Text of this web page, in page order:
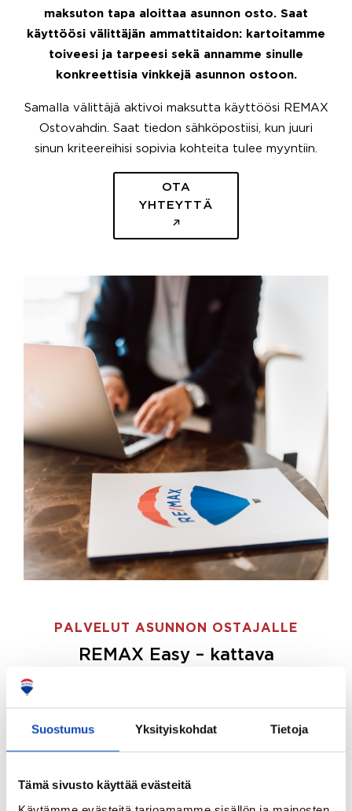
Suostumus Yksityiskohdat Tietoja
Tämä sivusto käyttää evästeitä
maksuton tapa aloittaa asunnon osto. Saat
käyttöösi välittäjän ammattitaidon: kartoitamme
toiveesi ja tarpeesi sekä annamme sinulle
konkreettisia vinkkejä asunnon ostoon.
Samalla välittäjä aktivoi maksutta käyttöösi REMAX
Ostovahdin. Saat tiedon sähköpostiisi, kun juuri
sinun kriteereihisi sopivia kohteita tulee myyntiin.
OTA
YHTEYTTÄ
PALVELUT ASUNNON OSTAJALLE
REMAX Easy – kattava
ostajille.
Tee ostotoimeksianto ja etsimme juuri